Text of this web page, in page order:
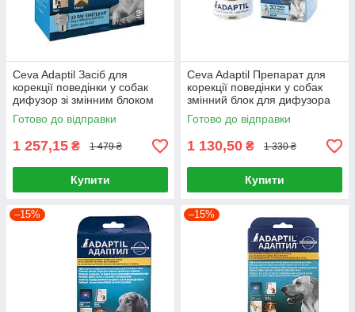
Ceva Adaptil Засіб для
корекції поведінки у собак
дифузор зі змінним блоком
48мл
Готово до відправки
1 257,15 ₴ 1 479 ₴
Купити
Ceva Adaptil Препарат для
корекції поведінки у собак
змінний блок для дифузора
48мл
Готово до відправки
1 130,50 ₴ 1 330 ₴
Купити
–15% –15%